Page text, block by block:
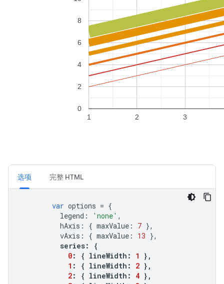
选项 完整 HTML
var options = {
legend : 'none' ,
hAxis : { maxValue : 7 },
vAxis : { maxValue : 13 },
series:
{
0: { lineWidth : 1
},
1 : { lineWidth : 2 },
2: { lineWidth : 4 },